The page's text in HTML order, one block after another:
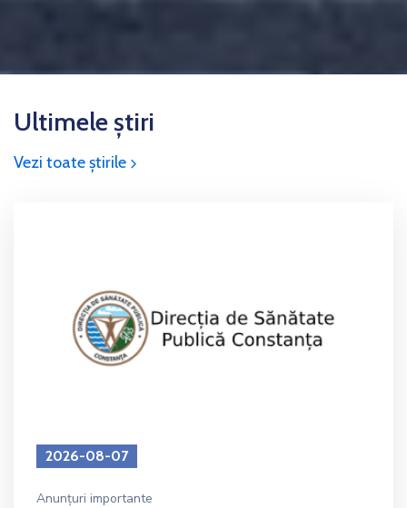
Ultimele știri
Vezi toate ştirile icon
2026-08-07
Anunțuri importante